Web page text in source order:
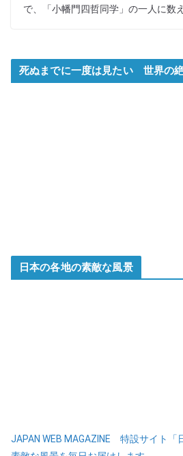
で、「小幡門四哲同学」の一人に数
死ぬまでに一度は見たい 世界の
日本の各地の素敵な風景
JAPAN WEB MAGAZINE 特設サイト「